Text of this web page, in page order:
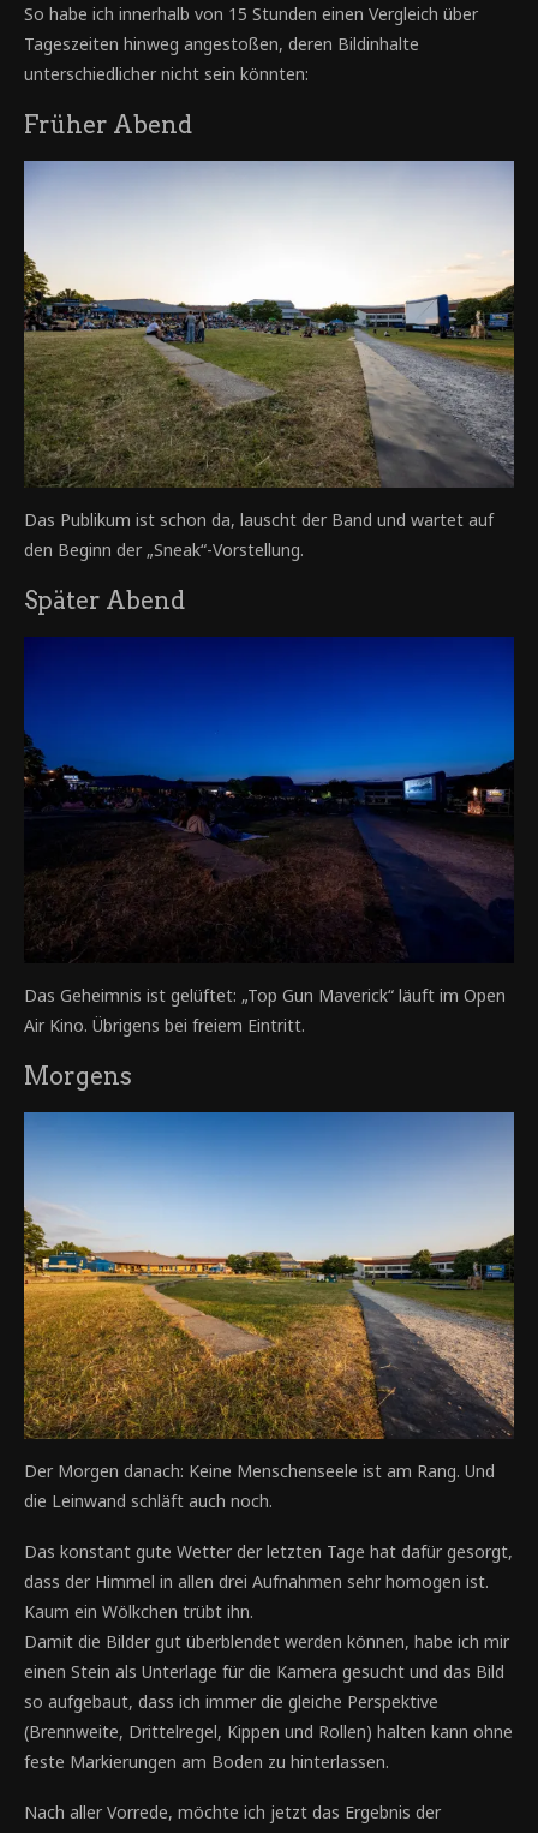
So habe ich innerhalb von 15 Stunden einen Vergleich über
Tageszeiten hinweg angestoßen, deren Bildinhalte
unterschiedlicher nicht sein könnten:
Früher Abend
Das Publikum ist schon da, lauscht der Band und wartet auf
den Beginn der „Sneak“-Vorstellung.
Später Abend
Das Geheimnis ist gelüftet: „Top Gun Maverick“ läuft im Open
Air Kino. Übrigens bei freiem Eintritt.
Morgens
Der Morgen danach: Keine Menschenseele ist am Rang. Und
die Leinwand schläft auch noch.
Das konstant gute Wetter der letzten Tage hat dafür gesorgt,
dass der Himmel in allen drei Aufnahmen sehr homogen ist.
Kaum ein Wölkchen trübt ihn.
Damit die Bilder gut überblendet werden können, habe ich mir
einen Stein als Unterlage für die Kamera gesucht und das Bild
so aufgebaut, dass ich immer die gleiche Perspektive
(Brennweite, Drittelregel, Kippen und Rollen) halten kann ohne
feste Markierungen am Boden zu hinterlassen.
Nach aller Vorrede, möchte ich jetzt das Ergebnis der